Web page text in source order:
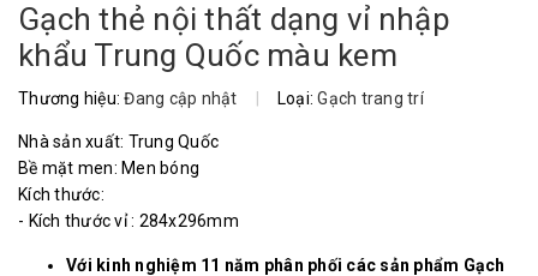
Gạch thẻ nội thất dạng vỉ nhập
khẩu Trung Quốc màu kem
Thương hiệu:Đang cập nhật Loại:Gạch trang trí
Nhà sản xuất: Trung Quốc
Bề mặt men: Men bóng
Kích thước:
- Kích thước vỉ : 284x296mm
Với kinh nghiệm 11 năm phân phối các sản phẩm Gạch